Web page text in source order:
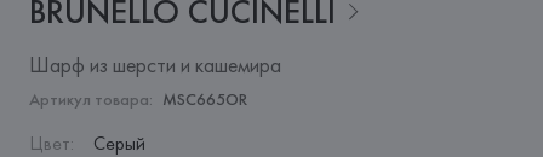
BRUNELLO CUCINELLI
Шарф из шерсти и кашемира
Артикул товара: MSC665OR
Цвет: Серый